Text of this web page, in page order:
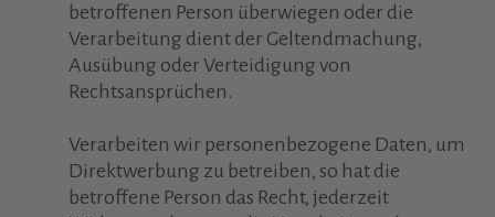
betroffenen Person überwiegen oder die
Verarbeitung dient der Geltendmachung,
Ausübung oder Verteidigung von
Rechtsansprüchen.
Verarbeiten wir personenbezogene Daten, um
Direktwerbung zu betreiben, so hat die
betroffene Person das Recht, jederzeit